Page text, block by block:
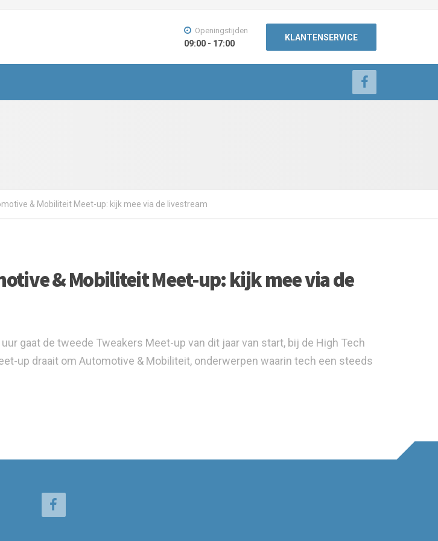
Openingstijden
09:00 - 17:00
KLANTENSERVICE
& Mobiliteit Meet-up: kijk mee via de livestream
& Mobiliteit Meet-up: kijk mee via de
gaat de tweede Tweakers Meet-up van dit jaar van start, bij de High Tech
up draait om Automotive & Mobiliteit, onderwerpen waarin tech een steeds